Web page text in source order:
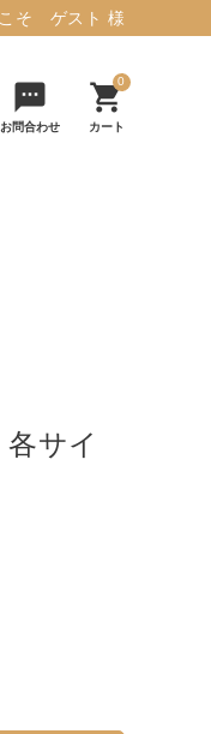
そ ゲスト 様
sms
お問合わせ
0
shopping_cart
カート
円)
サイ